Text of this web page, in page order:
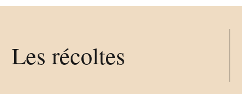
Les récoltes